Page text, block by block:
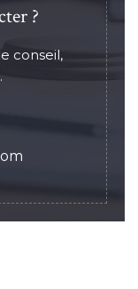
?
conseil,